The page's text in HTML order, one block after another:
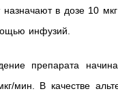
назначают в дозе 10
инфузий.
препарата
мин. В качестве